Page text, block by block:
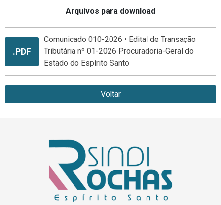
Arquivos para download
.PDF
Comunicado 010-2026 • Edital de Transação
Tributária nº 01-2026 Procuradoria-Geral do
Estado do Espírito Santo
Voltar